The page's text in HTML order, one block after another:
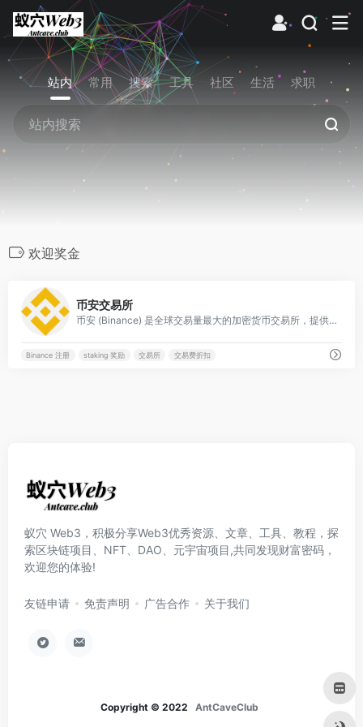
站内 常用 搜索 工具 社区 生活 求职
欢迎奖金
币安交易所
币安 (Binance) 是全球交易量最大的加密货币交易所，提供数千种数字资产交易、极高的流动性及全方位的区块链金融服务。
Binance 注册 staking 奖励 交易所 交易费折扣
蚁穴 Web3，积极分享Web3优秀资源、文章、工具、教程，探
索区块链项目、NFT、DAO、元宇宙项目,共同发现财富密码，
欢迎您的体验!
友链申请 免责声明 广告合作 关于我们
Copyright © 2022 AntCaveClub